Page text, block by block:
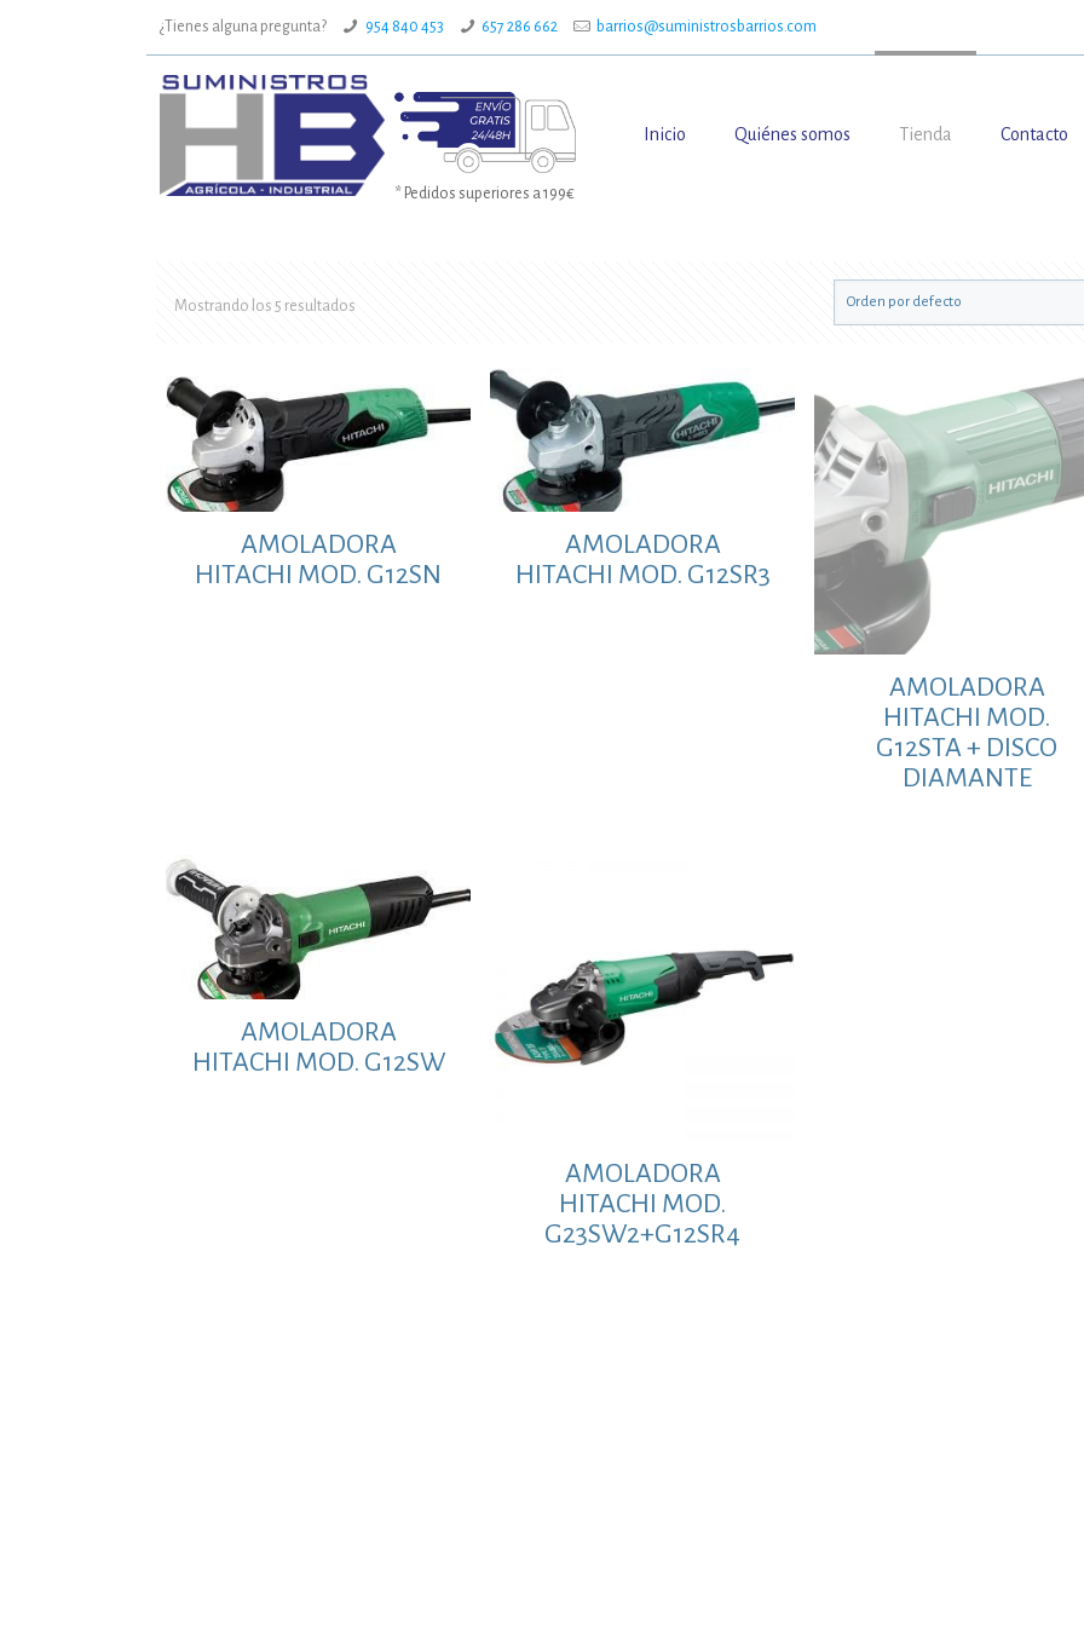
¿Tienes alguna pregunta? 954 840 453 657 286 662 barrios@suministrosbarrios.com
* Pedidos superiores a 199€
Inicio Quiénes somos Tienda Contacto
Mostrando los 5 resultados
AMOLADORA
HITACHI MOD. G12SN
AMOLADORA
HITACHI MOD. G12SR3
AMOLADORA
HITACHI MOD.
G12STA + DISCO
DIAMANTE
AMOLADORA
HITACHI MOD. G12SW
AMOLADORA
HITACHI MOD.
G23SW2+G12SR4